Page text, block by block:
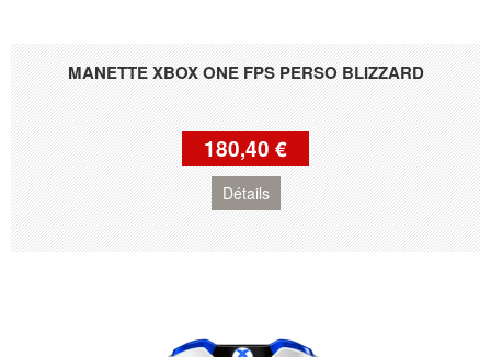
MANETTE XBOX ONE FPS PERSO BLIZZARD
180,40 €
Détails